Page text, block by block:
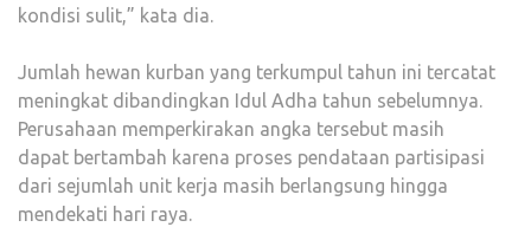
kondisi sulit,” kata dia.
Jumlah hewan kurban yang terkumpul tahun ini tercatat
meningkat dibandingkan Idul Adha tahun sebelumnya.
Perusahaan memperkirakan angka tersebut masih
dapat bertambah karena proses pendataan partisipasi
dari sejumlah unit kerja masih berlangsung hingga
mendekati hari raya.